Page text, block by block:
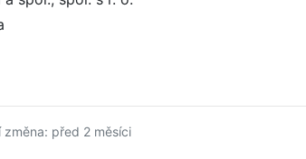
změna: před 2 měsíci